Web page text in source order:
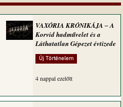
VAXÓRIA KRÓNIKÁJA ‒ A
Korvid hadművelet és a
Láthatatlan Gépezet évtizede
Új Történelem
4 nappal ezelőtt